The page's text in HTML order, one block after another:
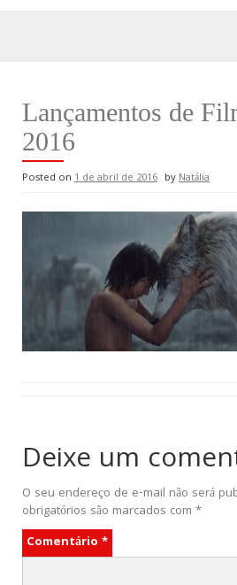
Lançamentos de
2016
Posted on 1 de abril de 2016 byNatália
Deixe um
O seu endereço de e-mail não será
obrigatórios são marcados com *
Comentário *